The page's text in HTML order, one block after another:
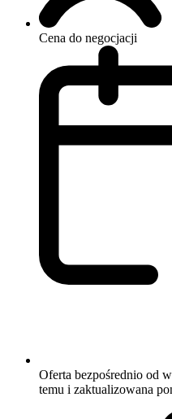
Cena do negocjacji
Oferta bezpośrednio od
temu i zaktualizowana